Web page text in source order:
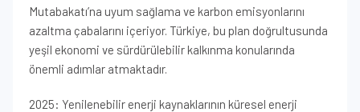
Mutabakatı’na uyum sağlama ve karbon emisyonlarını
azaltma çabalarını içeriyor. Türkiye, bu plan doğrultusunda
yeşil ekonomi ve sürdürülebilir kalkınma konularında
önemli adımlar atmaktadır.
2025: Yenilenebilir enerji kaynaklarının küresel enerji